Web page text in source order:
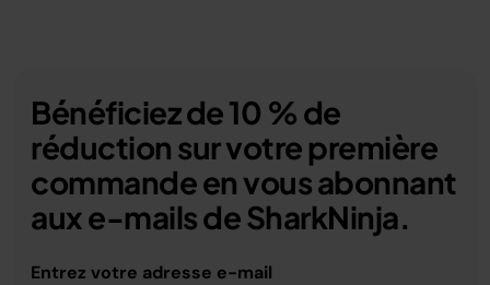
Bénéficiez de 10 % de
réduction sur votre première
commande en vous abonnant
aux e-mails de SharkNinja.
Entrez votre adresse e-mail